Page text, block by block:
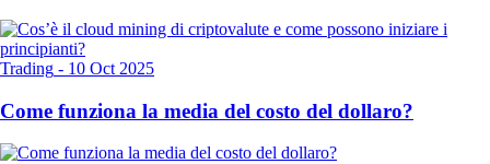
Trading - 10 Oct 2025
Come funziona la media del costo del dollaro?